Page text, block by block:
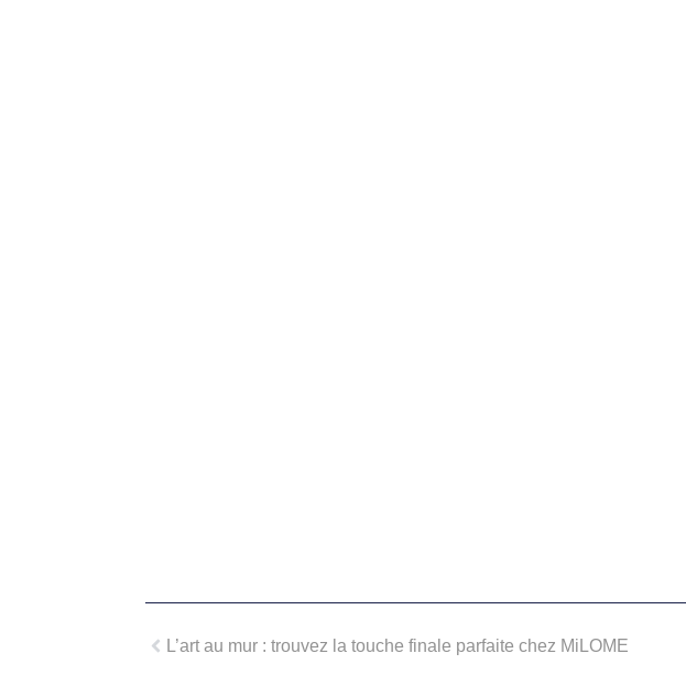
L’art au mur : trouvez la touche finale parfaite chez MiLOME